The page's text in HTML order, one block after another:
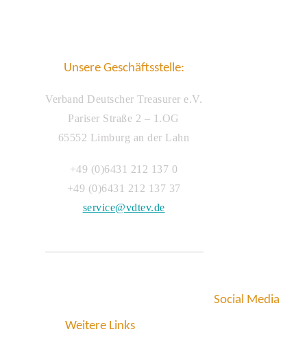
Unsere Geschäftsstelle:
Verband Deutscher Treasurer e.V.
Pariser Straße 2 – 1.OG
65552 Limburg an der Lahn
+49 (0)6431 212 137 0
+49 (0)6431 212 137 37
service@vdtev.de
Weitere Links
Social Media